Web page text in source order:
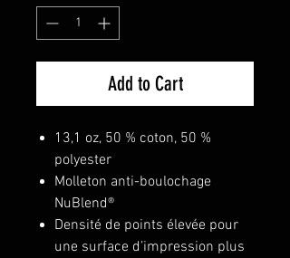
Add to Cart
13,1 oz, 50 % coton, 50 %
polyester
Molleton anti-boulochage
NuBlend®
Densité de points élevée pour
une surface d’impression plus